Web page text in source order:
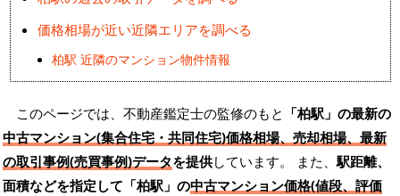
価格相場が近い近隣エリアを調べる
柏駅 近隣のマンション物件情報
このページでは、不動産鑑定士の監修のもと 「柏駅」の最新の
中古マンション(集合住宅・共同住宅)価格相場、売却相場、最新
の取引事例(売買事例)データを提供しています。 また、駅距離、
面積などを指定して「柏駅」の中古マンション価格(値段、評価